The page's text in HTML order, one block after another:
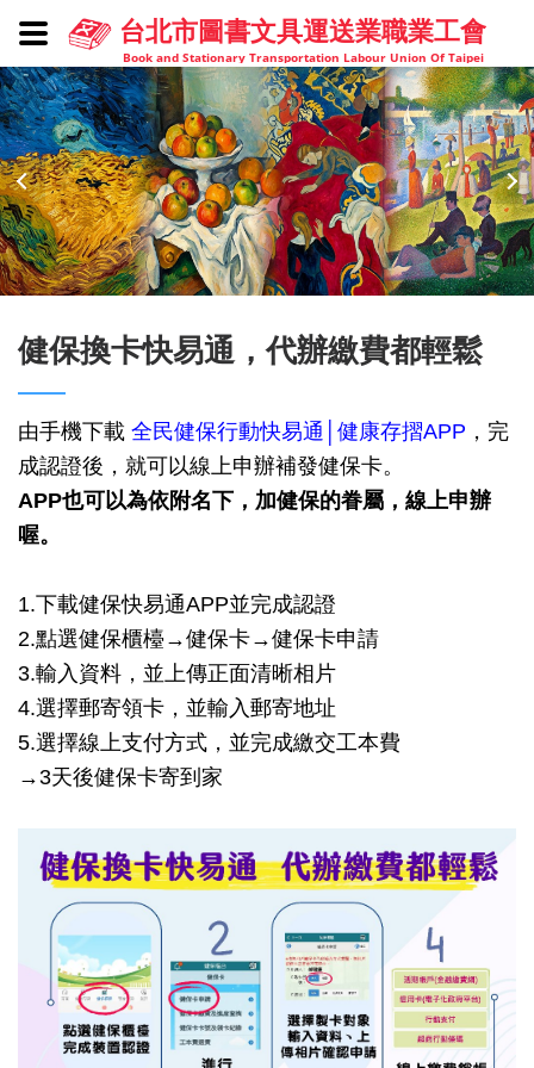
台北市圖書文具運送業職業工會
Book and Stationary Transportation Labour Union Of Taipei
健保換卡快易通，代辦繳費都輕鬆
由手機下載 全民健保行動快易通│健康存摺APP ，完
成認證後，就可以線上申辦補發健保卡。
APP也可以為依附名下，加健保的眷屬，線上申辦
喔。
1.下載健保快易通APP並完成認證
2.點選健保櫃檯→健保卡→健保卡申請
3.輸入資料，並上傳正面清晰相片
4.選擇郵寄領卡，並輸入郵寄地址
5.選擇線上支付方式，並完成繳交工本費
→3天後健保卡寄到家